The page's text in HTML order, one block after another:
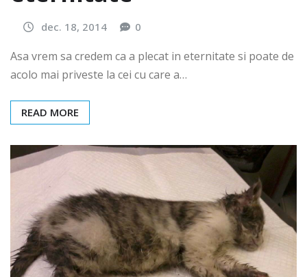
dec. 18, 2014 0
Asa vrem sa credem ca a plecat in eternitate si poate de
acolo mai priveste la cei cu care a…
READ MORE